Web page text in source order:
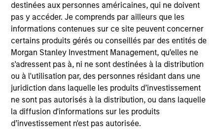
destinées aux personnes américaines, qui ne doivent
pas y accéder. Je comprends par ailleurs que les
informations contenues sur ce site peuvent concerner
certains produits gérés ou conseillés par des entités de
Morgan Stanley Investment Management, qu’elles ne
s'adressent pas à, ni ne sont destinées à la distribution
ou à l'utilisation par, des personnes résidant dans une
juridiction dans laquelle les produits d’investissement
ne sont pas autorisés à la distribution, ou dans laquelle
la diffusion d'informations sur les produits
d’investissement n'est pas autorisée.
The information on this page is for informational
purposes only. The information contained herein does
not constitute and should not be construed as an
offering of advisory services or an offer to sell or a
solicitation of an offer to buy any securities in any
jurisdiction in which such offer or solicitation,
purchase or sale would be unlawful under the
securities, insurance or other laws of such jurisdiction.
All investing involves risks, including a loss of principal.
Please refer to the strategy detail page for important
information on the strategy, including additional risk
considerations.